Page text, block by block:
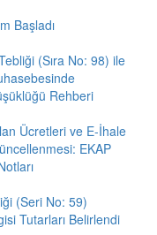
Başladı
(Sıra No: 98) ile
Rehberi
Ücretleri ve E-İhale
EKAP
(Seri No: 59)
Tutarları Belirlendi